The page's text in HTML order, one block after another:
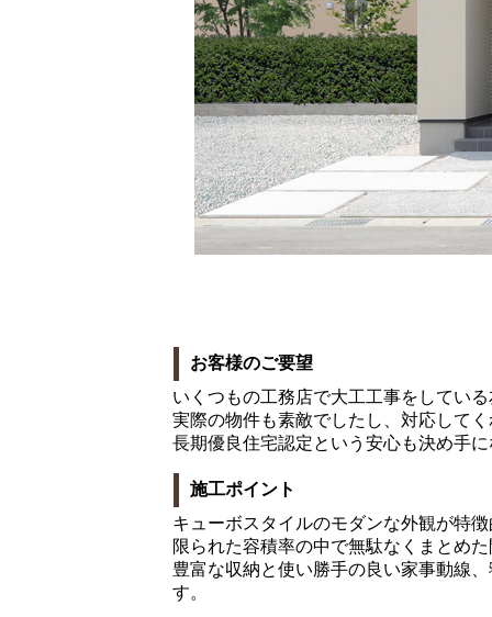
お客様のご要望
いくつもの工務店で大工工事をしてい
実際の物件も素敵でしたし、対応して
長期優良住宅認定という安心も決め手
施工ポイント
キューボスタイルのモダンな外観が特
限られた容積率の中で無駄なくまとめ
豊富な収納と使い勝手の良い家事動線
す。